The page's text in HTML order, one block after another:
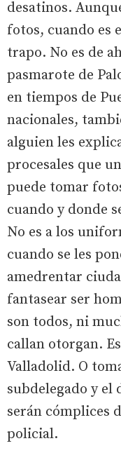
desatinos.
fotos, cuando es
trapo. No es de
pasmarote de
en tiempos de
nacionales,
alguien les
procesales que
puede tomar
cuando y donde
No es a los
cuando se les
amedrentar
fantasear ser
son todos, ni
callan otorgan.
Valladolid. O
subdelegado y el
serán cómplices
policial.